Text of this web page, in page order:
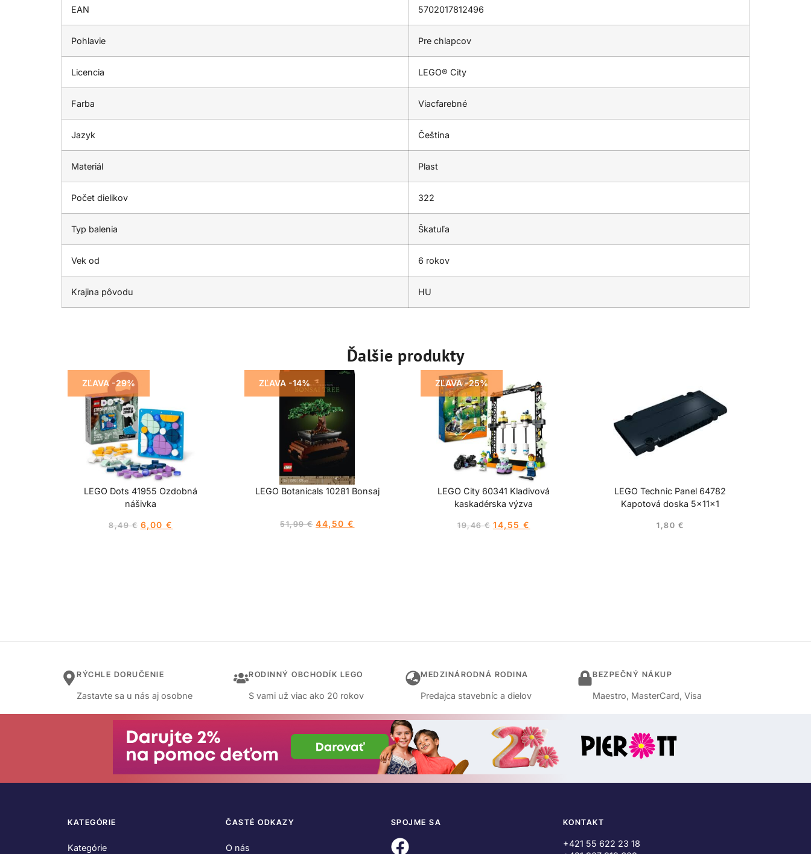
EAN 5702017812496
Pohlavie Pre chlapcov
Licencia LEGO® City
Farba Viacfarebné
Jazyk Čeština
Materiál Plast
Počet dielikov 322
Typ balenia Škatuľa
Vek od 6 rokov
Krajina pôvodu HU
Ďalšie produkty
ZĽAVA -29%
LEGO Dots 41955 Ozdobná
nášivka
8,49€ 6,00 €
ZĽAVA -14%
LEGO Botanicals 10281 Bonsaj
51,99€ 44,50 €
ZĽAVA -25%
LEGO City 60341 Kladivová
kaskadérska výzva
19,46€ 14,55 €
LEGO Technic Panel 64782
Kapotová doska 5x11x1
1,80 €
RÝCHLE DORUČENIE
Zastavte sa u nás aj osobne
RODINNÝ OBCHODÍK LEGO
S vami už viac ako 20 rokov
MEDZINÁRODNÁ RODINA
Predajca stavebníc a dielov
BEZPEČNÝ NÁKUP
Maestro, MasterCard, Visa
KATEGÓRIE
Kategórie
ČASTÉ ODKAZY
O nás
SPOJME SA KONTAKT
+421 55 622 23 18